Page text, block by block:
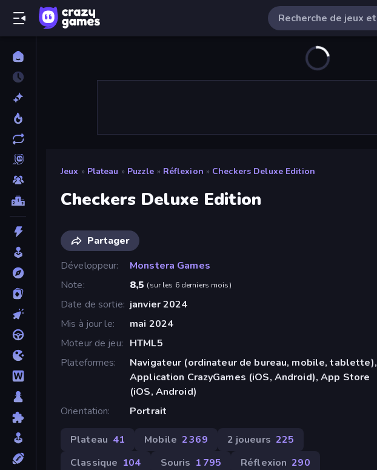
Jeux » Plateau » Puzzle » Réflexion » Checkers Deluxe Edition
Checkers Deluxe Edition
Partager
Développeur
Monstera Games
Note
8,5 (sur les 6 derniers mois)
Date de sortie janvier 2024
Mis à jour le
mai 2024
Moteur de jeu
HTML5
Plateformes
Navigateur (ordinateur de bureau, mobile, tablette),
Application CrazyGames (iOS, Android), App Store
(iOS, Android)
Orientation
Portrait
Plateau 41 Mobile 2 369 2 joueurs 225
Classique 104 Souris 1 795 Réflexion 290